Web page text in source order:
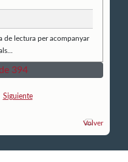
de lectura per acompanyar
394
Siguiente
Volver